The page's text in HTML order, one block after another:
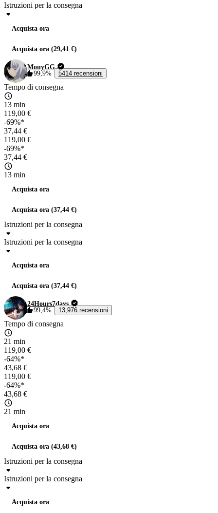
Istruzioni per la consegna
Acquista ora
Acquista ora (29,41 €)
MonyGG
99,9%
5414 recensioni
Tempo di consegna
13 min
119,00 €
-69%*
37,44 €
119,00 €
-69%*
37,44 €
13 min
Acquista ora
Acquista ora (37,44 €)
Istruzioni per la consegna
Istruzioni per la consegna
Acquista ora
Acquista ora (37,44 €)
24Hours7days
99,4%
13,976 recensioni
Tempo di consegna
21 min
119,00 €
-64%*
43,68 €
119,00 €
-64%*
43,68 €
21 min
Acquista ora
Acquista ora (43,68 €)
Istruzioni per la consegna
Istruzioni per la consegna
Acquista ora